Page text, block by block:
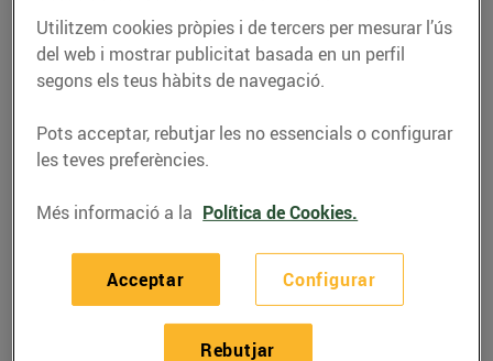
RECEPTES
Polos de mango i
Utilitzem cookies pròpies i de tercers per mesurar l’ús
del web i mostrar publicitat basada en un perfil
segons els teus hàbits de navegació.
Pots acceptar, rebutjar les no essencials o configurar
les teves preferències.
Més informació a la Política de Cookies.
Configurar
Rebutjar
Acceptar